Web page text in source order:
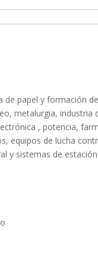
de papel y formación
metalurgia, industria
, potencia,
equipos de lucha
y sistemas de